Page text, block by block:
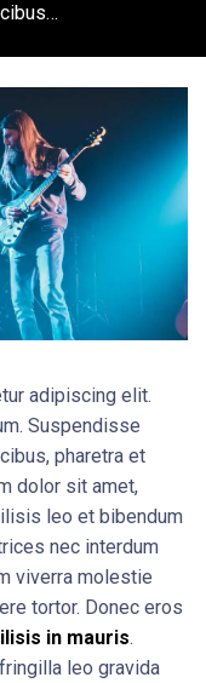
adipiscing elit.
Suspendisse
pharetra et
dolor sit amet,
leo et bibendum
nec interdum
viverra molestie
tortor. Donec eros
in mauris.
leo gravida